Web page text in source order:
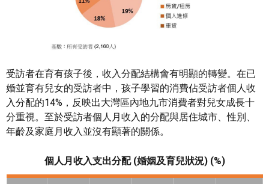
受訪者在育有孩子後，收入分配結構會有明顯的轉變。在已
婚並育有兒女的受訪者中，孩子學習的消費佔受訪者個人收
入分配的14%，反映出大灣區內地九市消費者對兒女成長十
分重視。至於受訪者個人月收入的分配與居住城市、性別、
年齡及家庭月收入並沒有顯著的關係。
個人月收入支出分配(婚姻及育兒狀況) (%)